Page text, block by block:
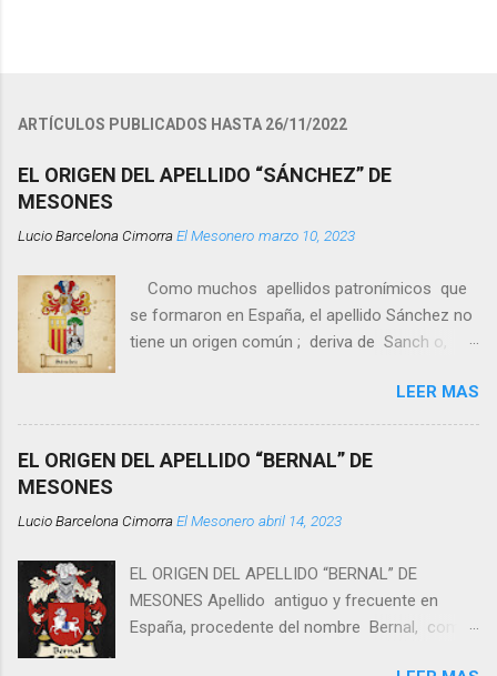
l
c
a
r
n
o
m
e
n
t
i
ARTÍCULOS PUBLICADOS HASTA 26/11/2022
EL ORIGEN DEL APELLIDO “SÁNCHEZ” DE
MESONES
Lucio Barcelona Cimorra El Mesonero marzo 10, 2023
Como muchos apellidos patronímicos que
se formaron en España, el apellido Sánchez no
tiene un origen común ; deriva de Sanch o,
terminación patronímica - ez -, es decir, el
apellido Sánchez significa “hijo o descendiente
Sauco que, posteriormente, se convirtió en
difundido en España y América. Ocupa el 7º
lugar entre los apellidos en España y lo llevan
como primer apellido 816 . 968 personas.
LEER MAS
EL ORIGEN DEL APELLIDO “BERNAL” DE
MESONES
Lucio Barcelona Cimorra El Mesonero abril 14, 2023
EL ORIGEN DEL APELLIDO “BERNAL” DE
MESONES Apellido antiguo y frecuente en
España, procedente del nombre Bernal, común